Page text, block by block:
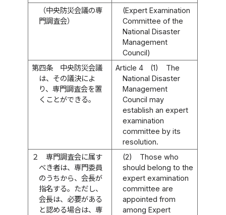
（中央防災会議の専
門調査会）
(Expert Examination
Committee of the
National Disaster
Management
Council)
第四条
中央防災会議
は、その議決によ
り、専門調査会を置
くことができる。
Article 4 (1)
The
National Disaster
Management
Council may
establish an expert
examination
committee by its
resolution.
２
専門調査会に属す
べき者は、専門委員
のうちから、会長が
指名する。ただし、
会長は、必要がある
と認める場合は、専
(2)
Those who
should belong to the
expert examination
committee are
appointed from
among Expert